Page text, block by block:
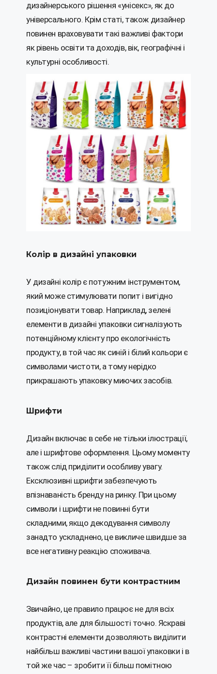
дизайнерського рішення «унісекс», як до
універсального. Крім статі, також дизайнер
повинен враховувати такі важливі фактори
як рівень освіти та доходів, вік, географічні і
культурні особливості.
Колір в дизайні упаковки
У дизайні колір є потужним інструментом,
який може стимулювати попит і вигідно
позиціонувати товар. Наприклад, зелені
елементи в дизайні упаковки сигналізують
потенційному клієнту про екологічність
продукту, в той час як синій і білий кольори є
символами чистоти, а тому нерідко
прикрашають упаковку миючих засобів.
Шрифти
Дизайн включає в себе не тільки ілюстрації,
але і шрифтове оформлення. Цьому моменту
також слід приділити особливу увагу.
Ексклюзивні шрифти забезпечують
впізнаваність бренду на ринку. При цьому
символи і шрифти не повинні бути
складними, якщо декодування символу
занадто ускладнено, це викличе швидше за
все негативну реакцію споживача.
Дизайн повинен бути контрастним
Звичайно, це правило працює не для всіх
продуктів, але для більшості точно. Яскраві
контрастні елементи дозволяють виділити
найбільш важливі частини вашої упаковки і в
той же час – зробити її більш помітною